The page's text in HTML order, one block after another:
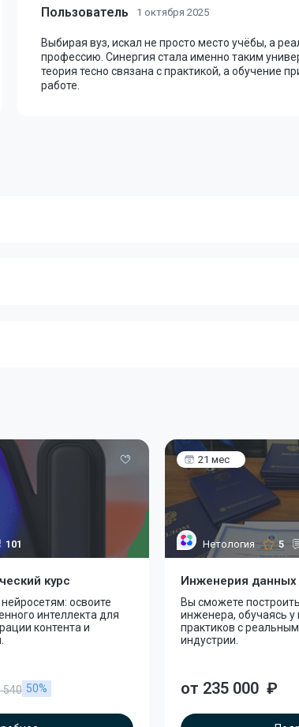
Пользователь 1 октября 2025
Выбирая вуз, искал не просто место учёбы, а
профессию. Синергия стала именно таким
теория тесно связана с практикой, а обучение
работе.
101
курс
освоите
интеллекта для
контента и
540 50%
21 мес
Нетология 5
Инженерия
Вы сможете
инженера, обучаясь у
практиков с
индустрии.
от 235 000 ₽